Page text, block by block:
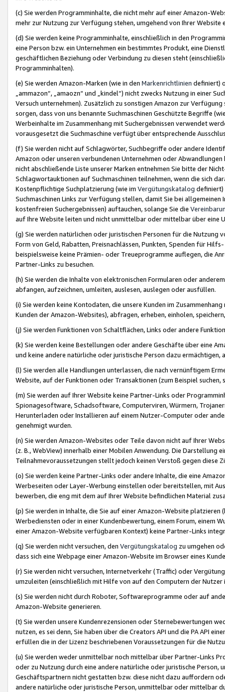
(c) Sie werden Programminhalte, die nicht mehr auf einer Amazon-
mehr zur Nutzung zur Verfügung stehen, umgehend von Ihrer
(d) Sie werden keine Programminhalte, einschließlich in den
eine Person bzw. ein Unternehmen ein bestimmtes Produkt, eine
geschäftlichen Beziehung oder Verbindung zu diesen steht
Programminhalten).
(e) Sie werden Amazon-Marken (wie in den Markenrichtlinien definiert)
„ammazon“, „amaozn“ und „kindel“) nicht zwecks Nutzung in einer
Versuch unternehmen). Zusätzlich zu sonstigen Amazon zur
sorgen, dass von uns benannte Suchmaschinen Geschützte Begriffe
Werbeinhalte im Zusammenhang mit Suchergebnissen verwendet
vorausgesetzt die Suchmaschine verfügt über entsprechende
(f) Sie werden nicht auf Schlagwörter, Suchbegriffe oder andere
Amazon oder unseren verbundenen Unternehmen oder
nicht abschließende Liste unserer Marken entnehmen Sie bitte der
Schlagwortauktionen auf Suchmaschinen teilnehmen, wenn die sich
Kostenpflichtige Suchplatzierung (wie im Vergütungskatalog definiert)
Suchmaschinen Links zur Verfügung stellen, damit Sie bei
kostenfreien Suchergebnissen) auftauchen, solange Sie die
auf Ihre Website leiten und nicht unmittelbar oder mittelbar über eine
(g) Sie werden natürlichen oder juristischen Personen für die Nutzung
Form von Geld, Rabatten, Preisnachlässen, Punkten, Spenden für
beispielsweise keine Prämien- oder Treueprogramme auflegen, die
Partner-Links zu besuchen.
(h) Sie werden die Inhalte von elektronischen Formularen oder
abfangen, aufzeichnen, umleiten, auslesen, auslegen oder ausfüllen.
(i) Sie werden keine Kontodaten, die unsere Kunden im
Kunden der Amazon-Websites), abfragen, erheben, einholen,
(j) Sie werden Funktionen von Schaltflächen, Links oder andere
(k) Sie werden keine Bestellungen oder andere Geschäfte über eine
und keine andere natürliche oder juristische Person dazu
(l) Sie werden alle Handlungen unterlassen, die nach vernünftigem
Website, auf der Funktionen oder Transaktionen (zum Beispiel
(m) Sie werden auf Ihrer Website keine Partner-Links oder
Spionagesoftware, Schadsoftware, Computerviren, Würmern,
Herunterladen oder Installieren auf einem Nutzer-Computer oder
genehmigt wurden.
(n) Sie werden Amazon-Websites oder Teile davon nicht auf Ihrer
(z. B., WebView) innerhalb einer Mobilen Anwendung. Die Darstellung
Teilnahmevoraussetzungen stellt jedoch keinen Verstoß gegen diese
(o) Sie werden keine Partner-Links oder andere Inhalte, die eine
Werbeseiten oder Layer-Werbung einstellen oder bereitstellen, mit
bewerben, die eng mit dem auf Ihrer Website befindlichen Material
(p) Sie werden in Inhalte, die Sie auf einer Amazon-Website
Werbediensten oder in einer Kundenbewertung, einem Forum, einem
einer Amazon-Website verfügbaren Kontext) keine Partner-Links
(q) Sie werden nicht versuchen, den Vergütungskatalog zu umgehen
dass sich eine Webpage einer Amazon-Website im Browser eines
(r) Sie werden nicht versuchen, Internetverkehr (Traffic) oder
umzuleiten (einschließlich mit Hilfe von auf den Computern der
(s) Sie werden nicht durch Roboter, Softwareprogramme oder auf
Amazon-Website generieren.
(t) Sie werden unsere Kundenrezensionen oder Sternebewertungen
nutzen, es sei denn, Sie haben über die Creators API und die PA API
erfüllen die in der Lizenz beschriebenen Voraussetzungen für die
(u) Sie werden weder unmittelbar noch mittelbar über Partner-Links
oder zu Nutzung durch eine andere natürliche oder juristische
Geschäftspartnern nicht gestatten bzw. diese nicht dazu auffordern
andere natürliche oder juristische Person, unmittelbar oder mittelbar